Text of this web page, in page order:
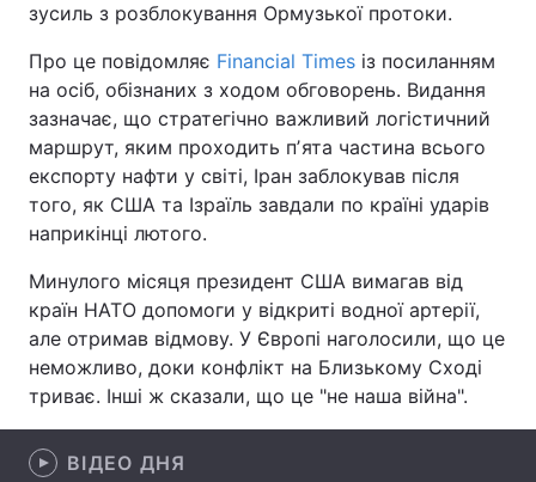
Техно і зв'язок Лайт
Зброя Інциденти
Здоров'я Туризм
Цікавинки Погода
Екологія
Лонгріди
Відео з Youtube Статті
Архів
зусиль з розблокування Ормузької протоки.
Про це повідомляє Financial Times із посиланням
на осіб, обізнаних з ходом обговорень. Видання
зазначає, що стратегічно важливий логістичний
маршрут, яким проходить пʼята частина всього
експорту нафти у світі, Іран заблокував після
того, як США та Ізраїль завдали по країні ударів
наприкінці лютого.
Минулого місяця президент США вимагав від
країн НАТО допомоги у відкриті водної артерії,
але отримав відмову. У Європі наголосили, що це
неможливо, доки конфлікт на Близькому Сході
триває. Інші ж сказали, що це "не наша війна".
ВІДЕО ДНЯ